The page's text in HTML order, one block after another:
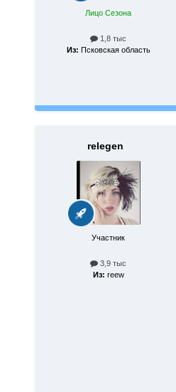
Лицо Сезона
1,8 тыс
Из: Псковская область
relegen
Участник
3,9 тыс
Из: reew